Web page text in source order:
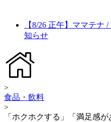
【8/26 正午】ママテナ
知らせ
>
食品・飲料
>
「ホクホクする」「満足感